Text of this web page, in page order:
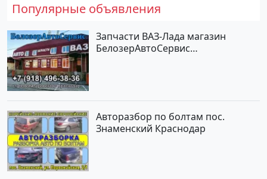
Популярные объявления
Запчасти ВАЗ-Лада магазин
БелозерАвтоСервис
Авторазбор по болтам пос.
Знаменский Краснодар